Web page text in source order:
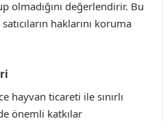
olmadığını değerlendirir. Bu
haklarını koruma
hayvan ticareti ile sınırlı
önemli katkılar